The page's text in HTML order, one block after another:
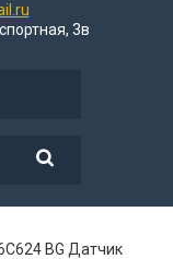
3в
BG Датчик